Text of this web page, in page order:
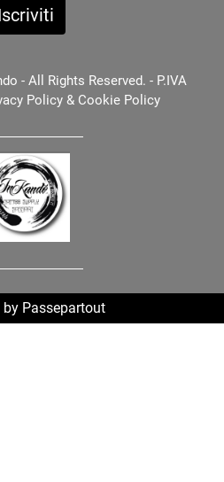
- All Rights Reserved. - P.IVA
Policy& Cookie Policy
by Passepartout